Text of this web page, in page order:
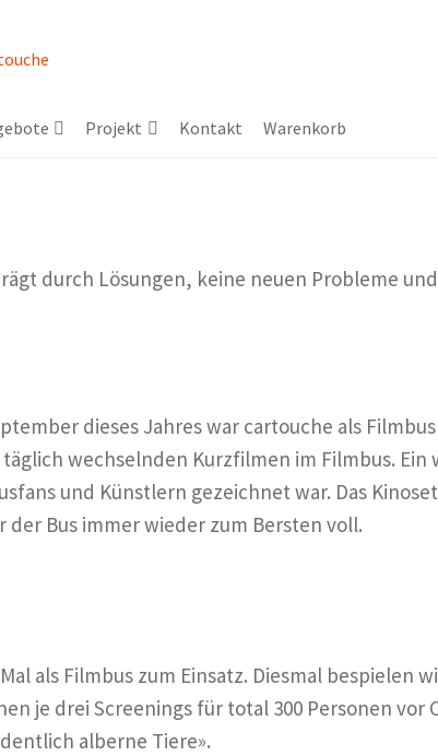
Projekt Kontakt Warenkorb
durch Lösungen, keine neuen Probleme
dieses Jahres war cartouche als Filmbus
wechselnden Kurzfilmen im Filmbus.
und Künstlern gezeichnet war. Das
Bus immer wieder zum Bersten voll.
als Filmbus zum Einsatz. Diesmal bespielen
je drei Screenings für total 300 Personen vor
alberne Tiere».